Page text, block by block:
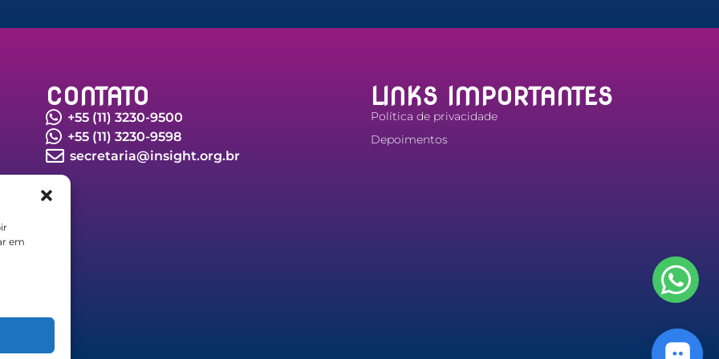
em
CONTATO
+55 (11) 3230-9500
+55 (11) 3230-9598
secretaria@insight.org.br
LINKS IMPORTANTES
Política de privacidade
Depoimentos